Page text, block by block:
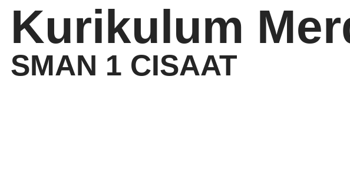
Kurikulum
SMAN 1 CISAAT